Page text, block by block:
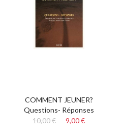
COMMENT JEUNER?
Questions- Réponses
10,00 €
9,00 €